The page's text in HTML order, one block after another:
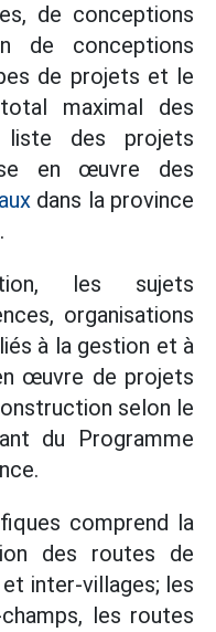
de conceptions
de conceptions
de projets et le
maximal des
des projets
en œuvre des
dans la province
les sujets
organisations
à la gestion et à
œuvre de projets
selon le
du Programme
comprend la
des routes de
inter-villages; les
les routes